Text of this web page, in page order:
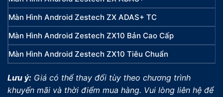
Màn Hình Android Zestech ZX ADAS+ TC
Màn Hình Android Zestech ZX10 Bản Cao Cấp
Màn Hình Android Zestech ZX10 Tiêu Chuẩn
Lưu ý: Giá có thể thay đổi tùy theo chương trình
khuyến mãi và thời điểm mua hàng. Vui lòng liên hệ để